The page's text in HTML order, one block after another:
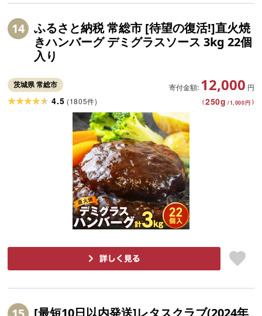
14
ふるさと納税 常総市 [待望の復活!]直火焼
きハンバーグ デミグラスソース 3kg 22個
入り
茨城県 常総市 寄付金額: 12,000 円
(250g /1,000円 )
4.5 (1805件)
[最短10日以内発送]レタスクラブ(2024年